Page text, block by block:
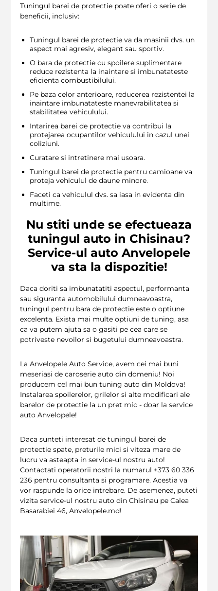
Tuningul barei de protectie poate oferi o serie de
beneficii, inclusiv:
Tuningul barei de protectie va da masinii dvs. un
aspect mai agresiv, elegant sau sportiv.
O bara de protectie cu spoilere suplimentare
reduce rezistenta la inaintare si imbunatateste
eficienta combustibilului.
Pe baza celor anterioare, reducerea rezistentei la
inaintare imbunatateste manevrabilitatea si
stabilitatea vehiculului.
Intarirea barei de protectie va contribui la
protejarea ocupantilor vehiculului in cazul unei
coliziuni.
Curatare si intretinere mai usoara.
Tuningul barei de protectie pentru camioane va
proteja vehiculul de daune minore.
Faceti ca vehiculul dvs. sa iasa in evidenta din
multime.
Nu stiti unde se efectueaza
tuningul auto in Chisinau?
Service-ul auto Anvelopele
va sta la dispozitie!
Daca doriti sa imbunatatiti aspectul, performanta
sau siguranta automobilului dumneavoastra,
tuningul pentru bara de protectie este o optiune
excelenta. Exista mai multe optiuni de tuning, asa
ca va putem ajuta sa o gasiti pe cea care se
potriveste nevoilor si bugetului dumneavoastra.
La Anvelopele Auto Service, avem cei mai buni
meseriasi de caroserie auto din domeniu! Noi
producem cel mai bun tuning auto din Moldova!
Instalarea spoilerelor, grilelor si alte modificari ale
barelor de protectie la un pret mic - doar la service
auto Anvelopele!
Daca sunteti interesat de tuningul barei de
protectie spate, preturile mici si viteza mare de
lucru va asteapta in service-ul nostru auto!
Contactati operatorii nostri la numarul +373 60 336
236 pentru consultanta si programare. Acestia va
vor raspunde la orice intrebare. De asemenea, puteti
vizita service-ul nostru auto din Chisinau pe Calea
Basarabiei 46, Anvelopele.md!